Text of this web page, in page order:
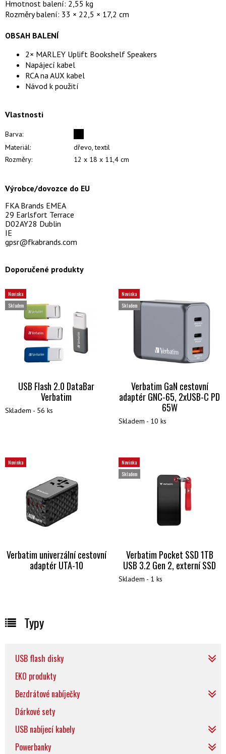
Hmotnost balení: 2,55 kg
Rozměry balení: 33 × 22,5 × 17,2 cm
OBSAH BALENÍ
2× MARLEY Uplift Bookshelf Speakers
Napájecí kabel
RCA na AUX kabel
Návod k použití
Vlastnosti
Barva:
Materiál:
dřevo, textil
Rozměry:
12 x 18 x 11,4 cm
Výrobce/dovozce do EU
FKA Brands EMEA
29 Earlsfort Terrace
D02AY28 Dublin
IE
gpsr@fkabrands.com
Doporučené produkty
Novinka
Skladem
USB Flash 2.0 DataBar
Verbatim
Skladem - 56 ks
Novinka
Skladem
Verbatim GaN cestovní
adaptér GNC-65, 2xUSB-C PD
65W
Skladem - 10 ks
Novinka
Verbatim univerzální cestovní
adaptér UTA-10
Novinka
Skladem
Verbatim Pocket SSD 1TB
USB 3.2 Gen 2, externí SSD
Skladem - 1 ks
Typy
USB flash disky
EKO produkty
Bezdrátové nabíječky
Dárkové sety
USB nabíjecí kabely
Powerbanky